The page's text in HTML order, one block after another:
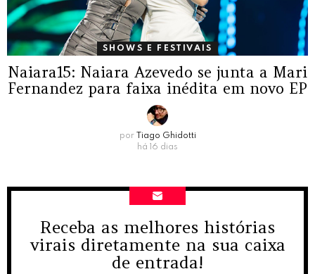
SHOWS E FESTIVAIS
Naiara15: Naiara Azevedo se junta a Mari
Fernandez para faixa inédita em novo EP
por
Tiago Ghidotti
há 16 dias
NEWSLETTER
Receba as melhores histórias
virais diretamente na sua caixa
de entrada!